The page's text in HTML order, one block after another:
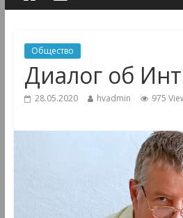
Общество
Диалог об
28.05.2020 hvadmin 975